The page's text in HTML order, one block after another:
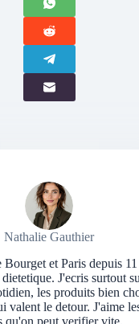
Nathalie Gauthier
Bourget et Paris depuis 11
J'ecris surtout
les produits bien
valent le detour. J'aime
qu'on peut verifier vite.